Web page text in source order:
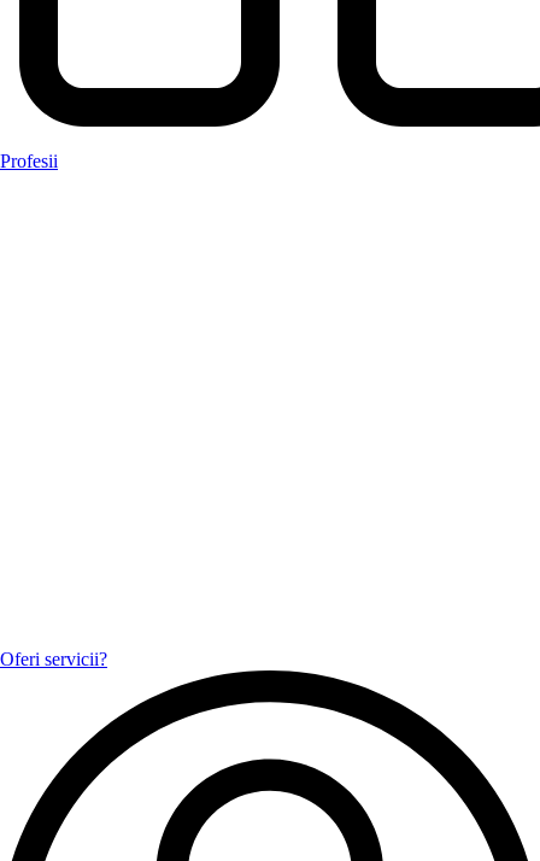
Profesii
Oferi servicii?